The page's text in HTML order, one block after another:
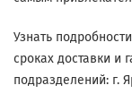
Узнать
сроках доставки и
подразделений: г.